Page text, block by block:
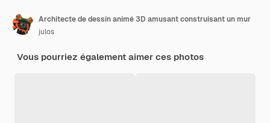
Architecte de dessin animé 3D amusant construisant un mur
julos
Vous pourriez également aimer ces photos